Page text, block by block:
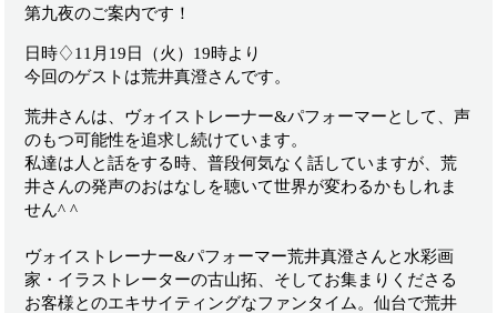
第九夜のご案内です！
日時♢11月19日（火）19時より
今回のゲストは荒井真澄さんです。
荒井さんは、ヴォイストレーナー&パフォーマーとして、声
のもつ可能性を追求し続けています。
私達は人と話をする時、普段何気なく話していますが、荒
井さんの発声のおはなしを聴いて世界が変わるかもしれま
せん^ ^
ヴォイストレーナー&パフォーマー荒井真澄さんと水彩画
家・イラストレーターの古山拓、そしてお集まりくださる
お客様とのエキサイティングなファンタイム。仙台で荒井